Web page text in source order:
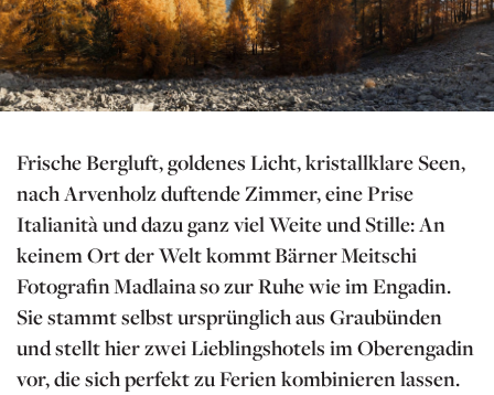
Frische Bergluft, goldenes Licht, kristallklare Seen,
nach Arvenholz duftende Zimmer, eine Prise
Italianità und dazu ganz viel Weite und Stille: An
keinem Ort der Welt kommt Bärner Meitschi
Fotografin Madlaina so zur Ruhe wie im Engadin.
Sie stammt selbst ursprünglich aus Graubünden
und stellt hier zwei Lieblingshotels im Oberengadin
vor, die sich perfekt zu Ferien kombinieren lassen.